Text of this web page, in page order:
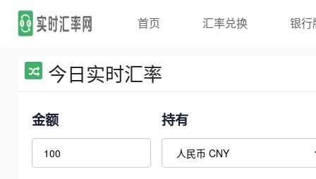
首页 汇率兑换 银行
今日实时汇率
金额 持有